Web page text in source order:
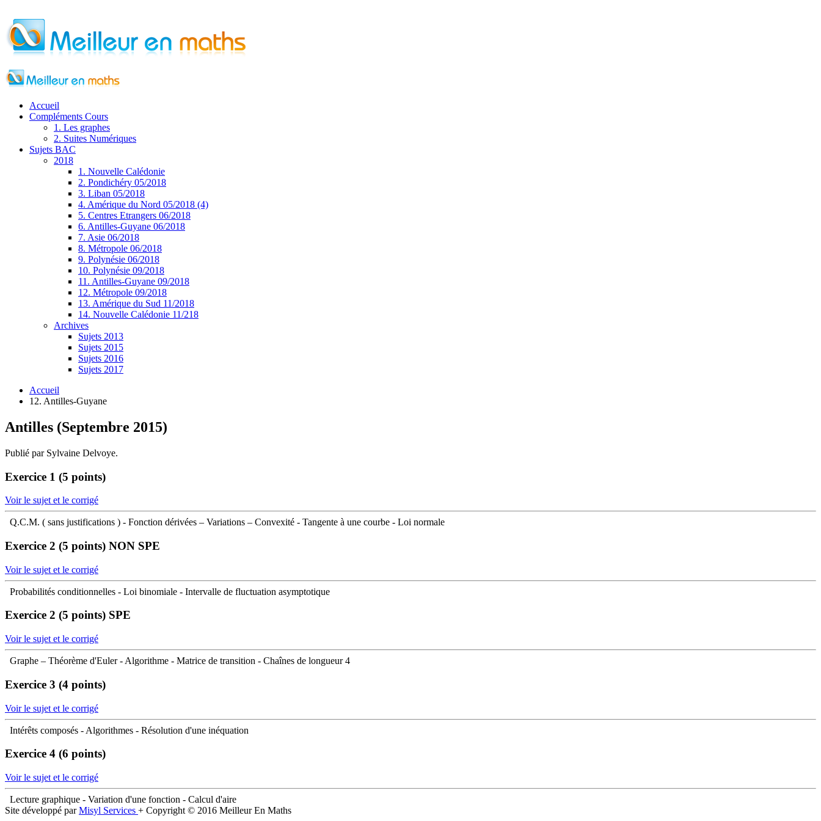
Accueil
Compléments Cours
1. Les graphes
2. Suites Numériques
Sujets BAC
2018
1. Nouvelle Calédonie
2. Pondichéry 05/2018
3. Liban 05/2018
4. Amérique du Nord 05/2018 (4)
5. Centres Etrangers 06/2018
6. Antilles-Guyane 06/2018
7. Asie 06/2018
8. Métropole 06/2018
9. Polynésie 06/2018
10. Polynésie 09/2018
11. Antilles-Guyane 09/2018
12. Métropole 09/2018
13. Amérique du Sud 11/2018
14. Nouvelle Calédonie 11/218
Archives
Sujets 2013
Sujets 2015
Sujets 2016
Sujets 2017
Accueil
12. Antilles-Guyane
Antilles (Septembre 2015)
Publié par Sylvaine Delvoye.
Exercice 1 (5 points)
Voir le sujet et le corrigé
Q.C.M. ( sans justifications ) - Fonction dérivées – Variations – Convexité - Tangente à une courbe - Loi normale
Exercice 2 (5 points) NON SPE
Voir le sujet et le corrigé
Probabilités conditionnelles - Loi binomiale - Intervalle de fluctuation asymptotique
Exercice 2 (5 points) SPE
Voir le sujet et le corrigé
Graphe – Théorème d'Euler - Algorithme - Matrice de transition - Chaînes de longueur 4
Exercice 3 (4 points)
Voir le sujet et le corrigé
Intérêts composés - Algorithmes - Résolution d'une inéquation
Exercice 4 (6 points)
Voir le sujet et le corrigé
Lecture graphique - Variation d'une fonction - Calcul d'aire
Site développé parMisyl Services + Copyright © 2016 Meilleur En Maths